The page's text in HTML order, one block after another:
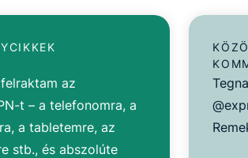
az
t – a telefonomra, a
a tabletemre, az
stb., és abszolúte